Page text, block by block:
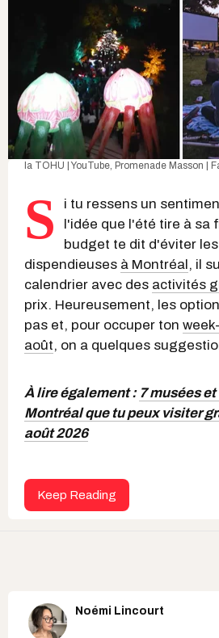
la TOHU | YouTube, Promenade Masson |
S
i tu ressens un
l'idée que l'été tire à sa
budget te dit d'éviter
dispendieuses à Montréal, il
calendrier avec des activités
prix. Heureusement, les
pas et, pour occuper ton
août, on a quelques
À lire également : 7 musées
Montréal que tu peux visiter
août 2026
Keep Reading
Noémi Lincourt